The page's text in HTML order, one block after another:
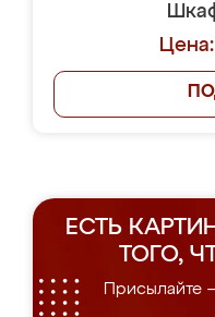
ЕСТЬ
ТОГО,
Присылайте